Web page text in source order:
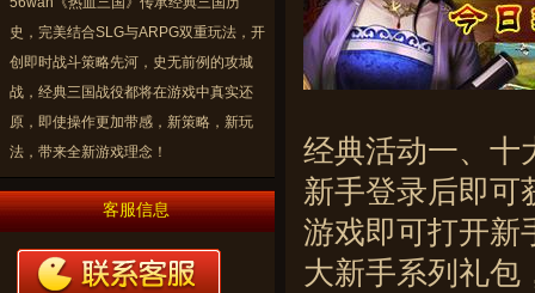
史，完美结合SLG与ARPG双重玩法，开
创即时战斗策略先河，史无前例的攻城
战，经典三国战役都将在游戏中真实还
原，即使操作更加带感，新策略，新玩
法，带来全新游戏理念！
客服信息
经典活动一、十
新手登录后即可
游戏即可打开新
大新手系列礼包